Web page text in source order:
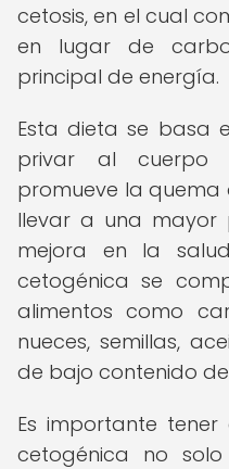
cetosis, en el cual
en lugar de
principal de energía.
Esta dieta se basa
privar al cuerpo
promueve la quema
llevar a una mayor
mejora en la
cetogénica se
alimentos como
nueces, semillas,
de bajo contenido
Es importante
cetogénica no